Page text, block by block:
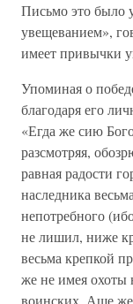
Письмо это было
увещеванием»,
имеет привычки
Упоминая о
благодаря его
«Егда же сию
разсмотряя,
равная радости
наследника
непотребного
не лишил, ниже
весьма крепкой
же не имея охоты
воинских. Аще же